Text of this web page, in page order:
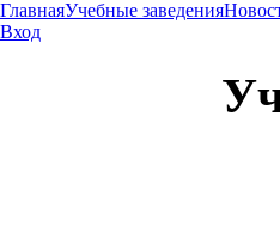
ГлавнаяУчебные заведения
Вход